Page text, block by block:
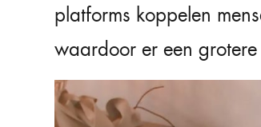
platforms koppelen
waardoor er een